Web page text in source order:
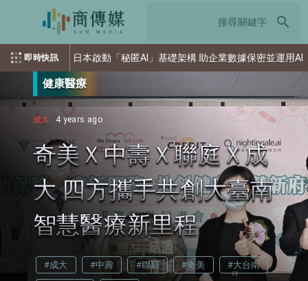
search
即時快訊
日本啟動「秘匿AI」基礎架構 助企業數據保密並運用AI 索尼
健康醫療
成大 4 years ago
奇美Ｘ中壽Ｘ聯庭Ｘ成
大 四方攜手共創大臺南
智慧醫療新里程
#成大 #中壽 #聯庭 #奇美 #大台南